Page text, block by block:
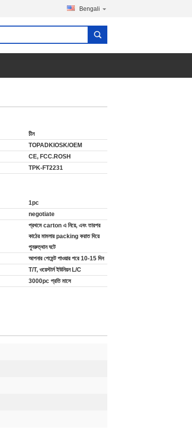
Bengali
চীন
TOPADKIOSK/OEM
CE, FCC.ROSH
TPK-FT2231
1pc
negotiate
প্রথমে carton এ নিয়ে, এবং তারপর
কাঠের মামলার packing করাত দিয়ে
পুনরুত্থান ঘটে
আপনার পেমেন্ট পাওয়ার পরে 10-15 দিন
T/T, ওয়েস্টার্ন ইউনিয়ন L/C
3000pc প্রতি মাসে